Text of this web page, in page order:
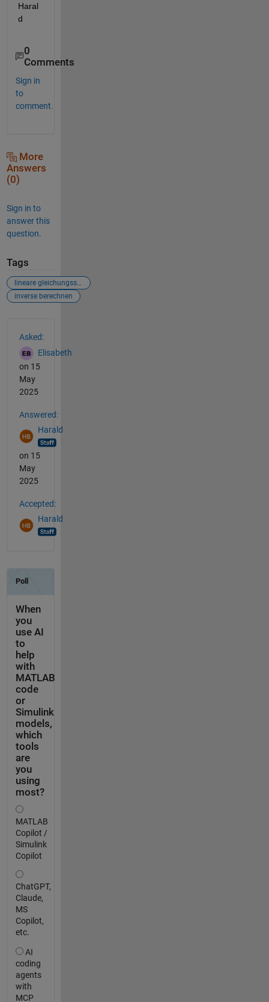
Haral
d
0
Comments
Sign in
to
comment.
More
Answers
(0)
Sign in to
answer this
question.
Tags
lineare gleichungssysteme lösen
inverse berechnen
Asked:
Elisabeth
on 15
May
2025
Answered:
Harald
on 15
May
2025
Accepted:
Harald